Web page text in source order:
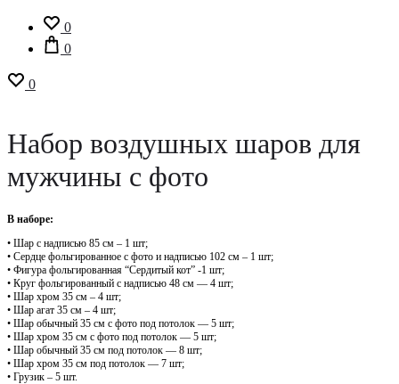
0
0
0
Набор воздушных шаров для
мужчины с фото
В наборе:
• Шар с надписью 85 см – 1 шт;
• Сердце фольгированное с фото и надписью 102 см – 1 шт;
• Фигура фольгированная “Сердитый кот” -1 шт;
• Круг фольгированный с надписью 48 см — 4 шт;
• Шар хром 35 см – 4 шт;
• Шар агат 35 см – 4 шт;
• Шар обычный 35 см с фото под потолок — 5 шт;
• Шар хром 35 см с фото под потолок — 5 шт;
• Шар обычный 35 см под потолок — 8 шт;
• Шар хром 35 см под потолок — 7 шт;
• Грузик – 5 шт.